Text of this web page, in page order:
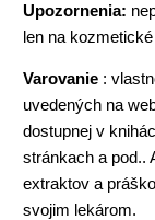
Upozornenia:
len na
Varovanie :
uvedených na
dostupnej v
stránkach a pod..
extraktov a
svojim lekárom.